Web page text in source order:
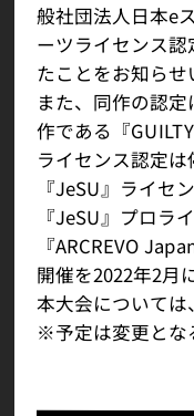
般社団法人日本e
ーツライセンス
たことをお知らせ
また、同作の認
作である『
ライセンス認定は
『JeSU』ライセ
『JeSU』プロラ
『ARCREVO
開催を2022年2月
本大会については
※予定は変更とな